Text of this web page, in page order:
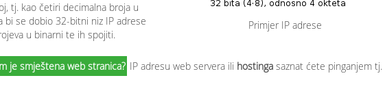
Primjer IP adrese
tj. kao četiri decimalna broja u
se dobio 32-bitni niz IP adrese
u binarni te ih spojiti.
je smještena web stranica? IP adresu web servera ili hostinga saznat ćete pinganjem tj.